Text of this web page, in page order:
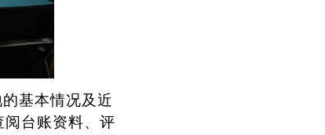
的基本情况及近
台账资料、评